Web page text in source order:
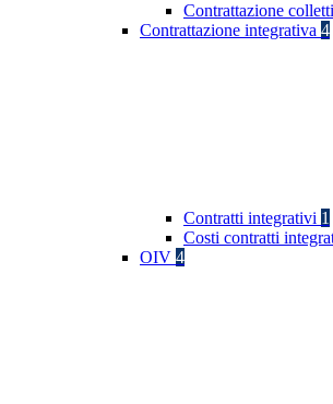
Contrattazione
Contrattazione integrativa 4
Contratti integrativi 1
Costi contratti
OIV 4